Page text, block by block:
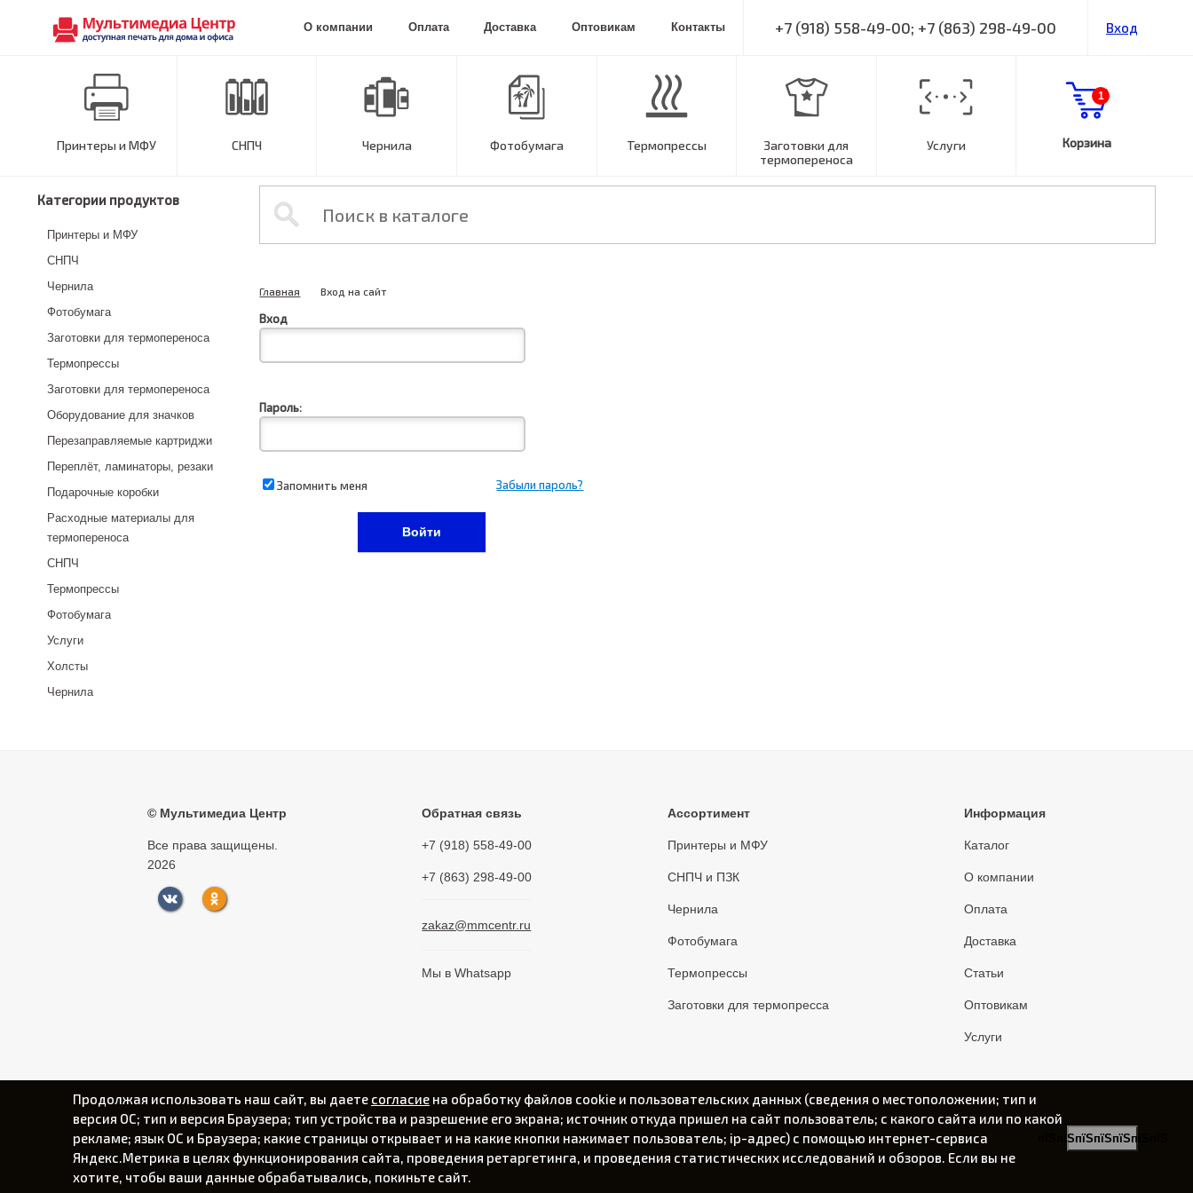
О компании Оплата Доставка Оптовикам Контакты +7 (918) 558-49-00; +7 (863) 298-49-00 Вход
Принтеры и МФУ СНПЧ Чернила Фотобумага Термопрессы
Заготовки для
термопереноса
Услуги Корзина
1
Категории продуктов
Принтеры и МФУ
СНПЧ
Чернила
Фотобумага
Заготовки для термопереноса
Термопрессы
Заготовки для термопереноса
Оборудование для значков
Перезаправляемые картриджи
Переплёт, ламинаторы, резаки
Подарочные коробки
Расходные материалы для
термопереноса
СНПЧ
Термопрессы
Фотобумага
Услуги
Холсты
Чернила
Главная Вход на сайт
Вход
Пароль:
Запомнить меня Забыли пароль?
© Мультимедиа Центр
Все права защищены.
2026
Обратная связь
+7 (918) 558-49-00
+7 (863) 298-49-00
zakaz@mmcentr.ru
Мы в Whatsapp
Ассортимент
Принтеры и МФУ
СНПЧ и ПЗК
Чернила
Фотобумага
Термопрессы
Заготовки для термопресса
Информация
Каталог
О компании
Оплата
Доставка
Статьи
Оптовикам
Услуги
Продолжая использовать наш сайт, вы даете согласие на обработку файлов cookie и пользовательских данных (сведения о местоположении; тип и
версия ОС; тип и версия Браузера; тип устройства и разрешение его экрана; источник откуда пришел на сайт пользователь; с какого сайта или по какой
рекламе; язык ОС и Браузера; какие страницы открывает и на какие кнопки нажимает пользователь; ip-адрес) с помощью интернет-сервиса
Яндекс.Метрика в целях функционирования сайта, проведения ретаргетинга, и проведения статистических исследований и обзоров. Если вы не
хотите, чтобы ваши данные обрабатывались, покиньте сайт.
пїЅпїЅпїЅпїЅпїЅпїЅпїЅ
Политика конфиденциальности